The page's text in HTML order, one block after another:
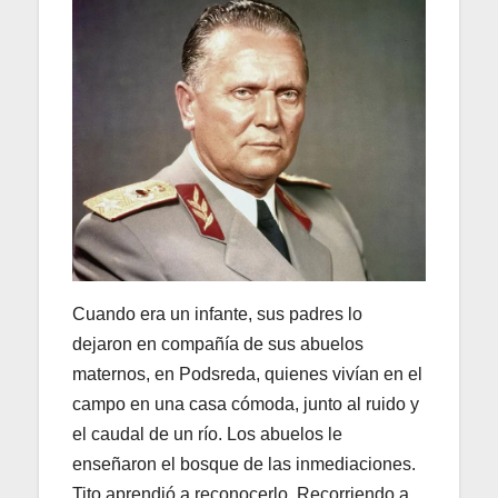
Cuando era un infante, sus padres lo
dejaron en compañía de sus abuelos
maternos, en Podsreda, quienes vivían en el
campo en una casa cómoda, junto al ruido y
el caudal de un río. Los abuelos le
enseñaron el bosque de las inmediaciones.
Tito aprendió a reconocerlo. Recorriendo a